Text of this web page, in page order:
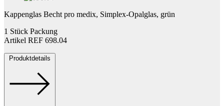
Kappenglas Becht pro medix, Simplex-Opalglas, grün
1 Stück Packung
Artikel REF 698.04
Produktdetails